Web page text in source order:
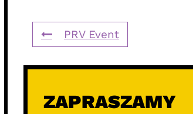
PRV Event
ZAPRASZAMY